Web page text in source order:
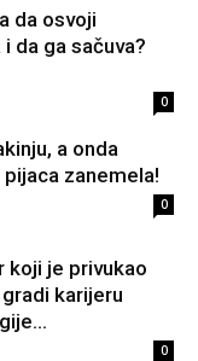
da osvoji
i da ga sačuva?
0
a onda
zanemela!
0
koji je privukao
karijeru
0